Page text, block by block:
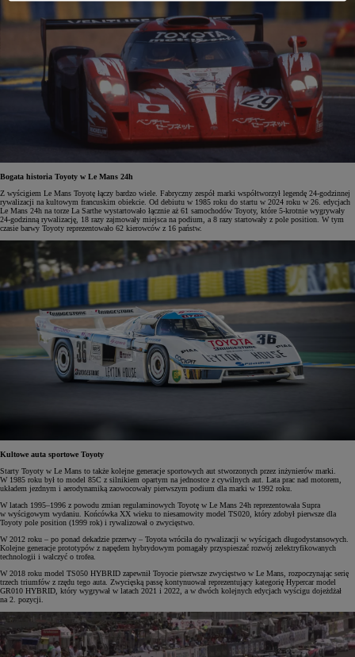
Bogata historia Toyoty w Le Mans 24h
Z wyścigiem Le Mans Toyotę łączy bardzo wiele. Fabryczny zespół marki współtworzył legendę 24-godzinnej
rywalizacji na kultowym francuskim obiekcie. Od debiutu w 1985 roku do startu w 2024 roku w 26. edycjach
Le Mans 24h na torze La Sarthe wystartowało łącznie aż 61 samochodów Toyoty, które 5-krotnie wygrywały
24-godzinną rywalizację, 18 razy zajmowały miejsca na podium, a 8 razy startowały z pole position. W tym
czasie barwy Toyoty reprezentowało 62 kierowców z 16 państw.
Kultowe auta sportowe Toyoty
Starty Toyoty w Le Mans to także kolejne generacje sportowych aut stworzonych przez inżynierów marki.
W 1985 roku był to model 85C z silnikiem opartym na jednostce z cywilnych aut. Lata prac nad motorem,
układem jezdnym i aerodynamiką zaowocowały pierwszym podium dla marki w 1992 roku.
W latach 1995–1996 z powodu zmian regulaminowych Toyotę w Le Mans 24h reprezentowała Supra
w wyścigowym wydaniu. Końcówka XX wieku to niesamowity model TS020, który zdobył pierwsze dla
Toyoty pole position (1999 rok) i rywalizował o zwycięstwo.
W 2012 roku – po ponad dekadzie przerwy – Toyota wróciła do rywalizacji w wyścigach długodystansowych.
Kolejne generacje prototypów z napędem hybrydowym pomagały przyspieszać rozwój zelektryfikowanych
technologii i walczyć o trofea.
W 2018 roku model TS050 HYBRID zapewnił Toyocie pierwsze zwycięstwo w Le Mans, rozpoczynając serię
trzech triumfów z rzędu tego auta. Zwycięską passę kontynuował reprezentujący kategorię Hypercar model
GR010 HYBRID, który wygrywał w latach 2021 i 2022, a w dwóch kolejnych edycjach wyścigu dojeżdżał
na 2. pozycji.